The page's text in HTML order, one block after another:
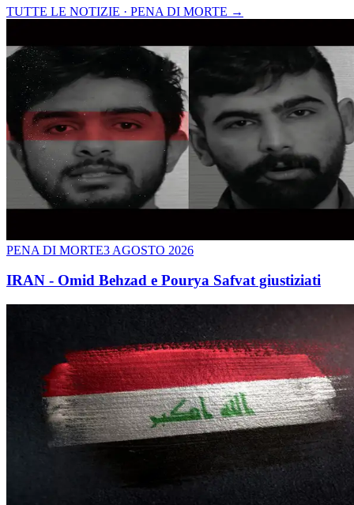
TUTTE LE NOTIZIE · PENA DI MORTE →
PENA DI MORTE3 AGOSTO 2026
IRAN - Omid Behzad e Pourya Safvat giustiziati